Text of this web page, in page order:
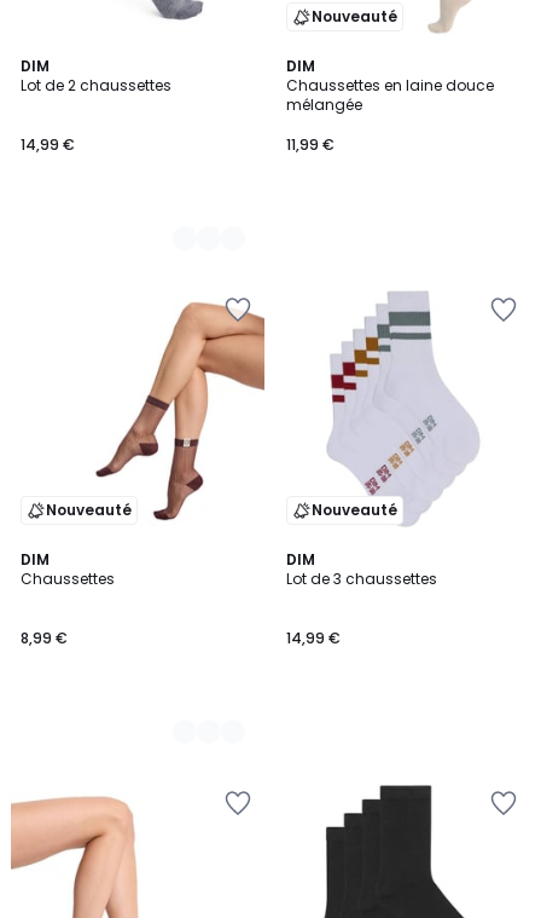
DIM
Lot de 2 chaussettes
14,99 €
3
Couleurs
Nouveauté
DIM
Chaussettes en laine douce
mélangée
11,99 €
Nouveauté
DIM
Chaussettes
8,99 €
2
Couleurs
Nouveauté
DIM
Lot de 3 chaussettes
14,99 €